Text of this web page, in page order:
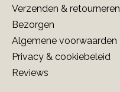
Verzenden & retourneren
Bezorgen
Algemene voorwaarden
Privacy & cookiebeleid
Reviews